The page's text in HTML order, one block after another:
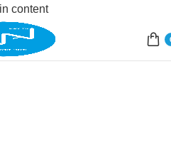
content
/ accessoires boite à rythmes